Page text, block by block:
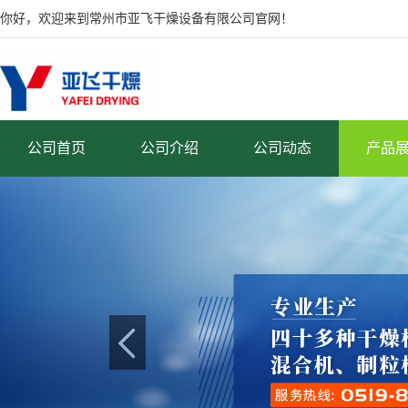
你好，欢迎来到常州市亚飞干燥设备有限公司官网！
公司首页 公司介绍 公司动态 产品